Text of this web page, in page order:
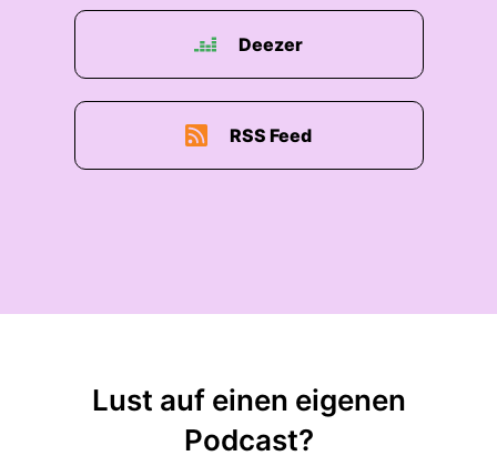
Deezer
RSS Feed
Lust auf einen eigenen
Podcast?